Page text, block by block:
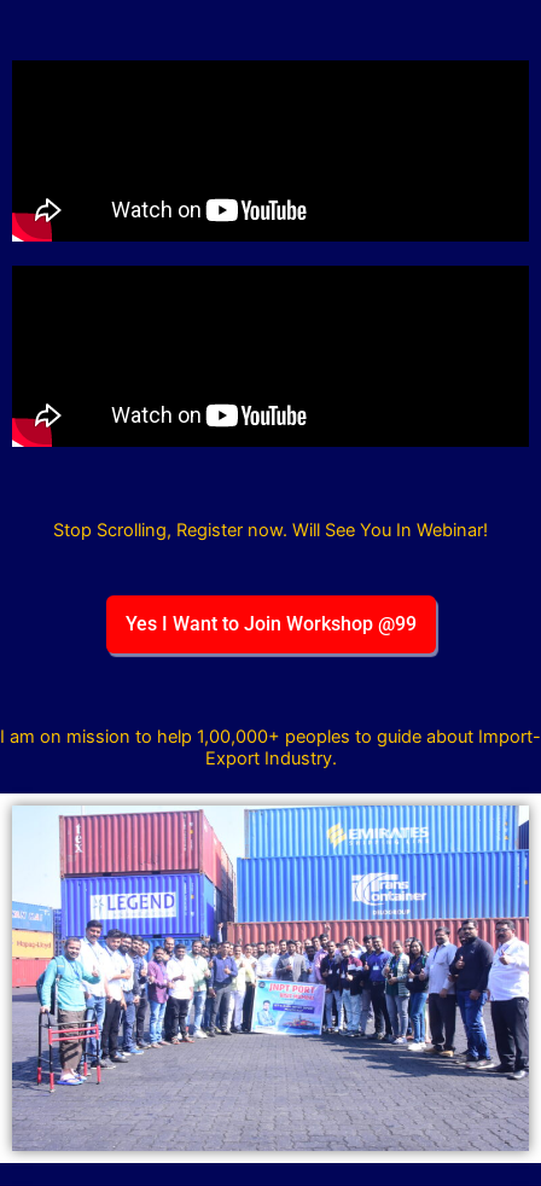
Stop Scrolling, Register now. Will See You In Webinar!
Yes I Want to Join Workshop @99
I am on mission to help 1,00,000+ peoples to guide about Import-
Export Industry.